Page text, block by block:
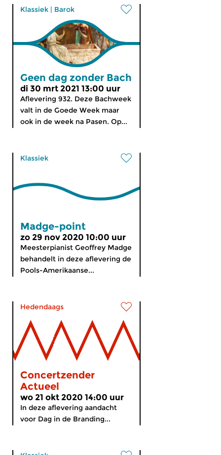
Klassiek | Barok
Geen dag zonder Bach
di 30 mrt 2021 13:00 uur
Aflevering 932. Deze Bachweek
valt in de Goede Week maar
ook in de week na Pasen. Op...
Klassiek
Madge-point
zo 29 nov 2020 10:00 uur
Meesterpianist Geoffrey Madge
behandelt in deze aflevering de
Pools-Amerikaanse...
Hedendaags
Concertzender
Actueel
wo 21 okt 2020 14:00 uur
In deze aflevering aandacht
voor Dag in de Branding...